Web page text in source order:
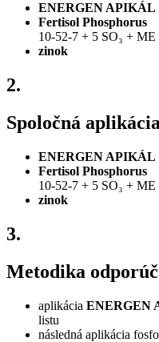
ENERGEN APIKÁL
Fertisol Phosphorus
10-52-7 + 5 SO₃ + ME
zinok
2.
Spoločná
ENERGEN APIKÁL
Fertisol Phosphorus
10-52-7 + 5 SO₃ + ME
zinok
3.
Metodika
aplikácia ENERGEN
listu
následná aplikácia